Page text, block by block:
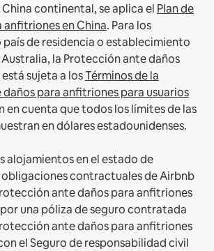
continental, se aplica el Plan de
en China. Para los
de residencia o establecimiento
la Protección ante daños
sujeta a losTérminos de la
para anfitriones para usuarios
en cuenta que todos los límites de las
en dólares estadounidenses.
alojamientos en el estado de
obligaciones contractuales de Airbnb
ante daños para anfitriones
una póliza de seguro contratada
ante daños para anfitriones
el Seguro de responsabilidad civil